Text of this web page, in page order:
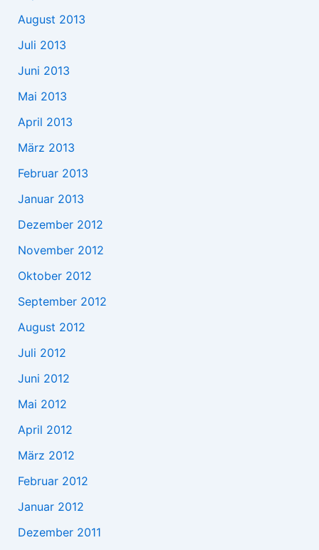
August 2013
Juli 2013
Juni 2013
Mai 2013
April 2013
März 2013
Februar 2013
Januar 2013
Dezember 2012
November 2012
Oktober 2012
September 2012
August 2012
Juli 2012
Juni 2012
Mai 2012
April 2012
März 2012
Februar 2012
Januar 2012
Dezember 2011